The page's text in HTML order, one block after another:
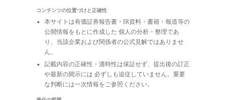
コンテンツの位置づけと正確性
本サイトは有価証券報告書・IR資料・書籍・報道等の
公開情報をもとに作成した 個人の分析・整理であ
り、当該企業および関係者の公式見解ではありませ
ん。
記載内容の正確性・適時性は保証せず、提出後の訂正
や最新の開示には 必ずしも追従していません。重要
な判断には一次情報をご参照ください。